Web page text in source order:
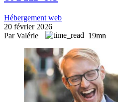
Hébergement web
20 février 2026
Par Valérie
19mn